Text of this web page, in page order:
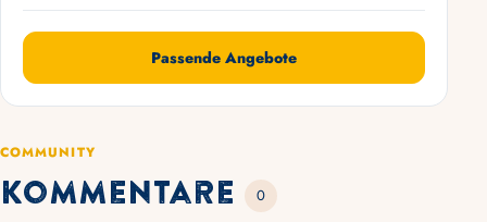
Passende Angebote
COMMUNITY
Kommentare 0